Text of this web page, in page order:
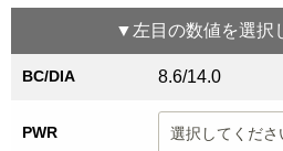
▼ 左目 の数値を選択
BC/DIA 8.6/14.0
PWR